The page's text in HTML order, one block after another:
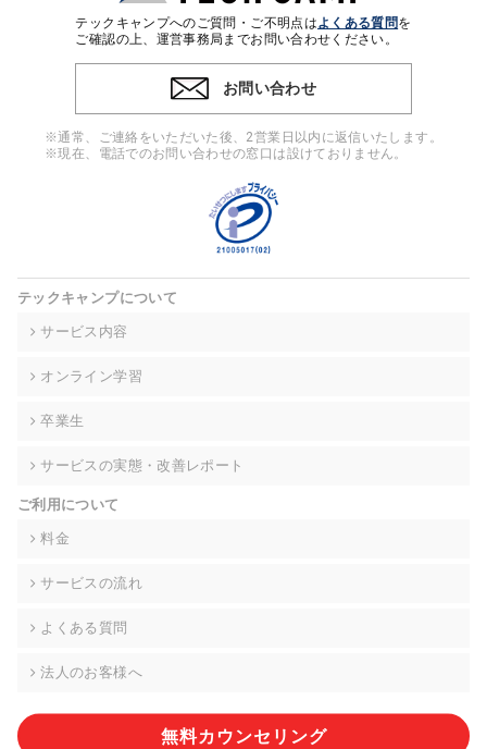
※上記の利用目的に基づいた本人への連絡及び配信について
4. 個人情報の第三者提供
ンをとるために、氏名等の一部の情報をサービス内で使用する
チャットツールで発信することにより、本サービスの他の利用
者等に提供することがあります。
当社は事業運営上、前項利用目的の範囲に限って個人情報を外
高い委託先を選定し、個人情報の適正管理・機密保持について
個人情報の開示等(利用目的の通知、開示、内容の訂正・追加・
て、下記の当社問合わせ窓口に申し出ることができます。その
的な期間内に対応いたします。ただし、申請が本人確認が不可
により、ご希望に添えない場合があります。 なお、アクセスロ
グなどの個人情報以外の情報については、原則として開示等は
株式会社div 個人情報問合せ窓口
メールアドレス:privacy_policy@di-v.co.jp
ご本人様が当社に個人情報を提供されるかどうかは任意による
テックキャンプへのご質問・ご不明点はよくある質問を
ご確認の上、運営事務局までお問い合わせください。
お問い合わせ
※通常、ご連絡をいただいた後、2営業日以内に返信いたします。
※現在、電話でのお問い合わせの窓口は設けておりません。
テックキャンプについて
サービス内容
オンライン学習
卒業生
サービスの実態・改善レポート
ご利用について
料金
サービスの流れ
よくある質問
法人のお客様へ
無料カウンセリング